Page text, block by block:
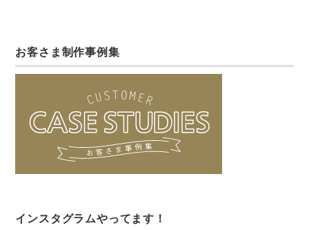
お客さま制作事例集
インスタグラムやってます！